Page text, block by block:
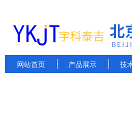
网站首页 产品展示 技